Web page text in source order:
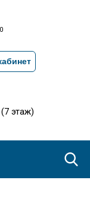
этаж)